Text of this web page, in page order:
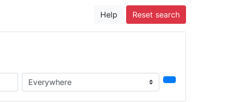
Help Reset search
Search in...